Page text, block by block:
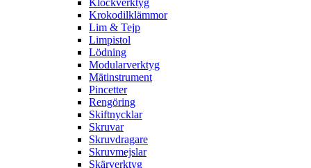
Klockverktyg
Krokodilklämmor
Lim & Tejp
Limpistol
Lödning
Modularverktyg
Mätinstrument
Pincetter
Rengöring
Skiftnycklar
Skruvar
Skruvdragare
Skruvmejslar
Skärverktyg